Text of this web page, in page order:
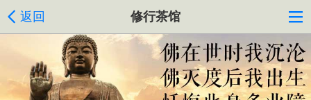
返回 修行茶馆